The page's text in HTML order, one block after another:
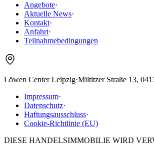
Angebote·
Aktuelle News·
Kontakt·
Anfahrt·
Teilnahmebedingungen
Löwen Center Leipzig·Miltitzer Straße 13,
Impressum·
Datenschutz·
Haftungsausschluss·
Cookie-Richtlinie (EU)
DIESE HANDELSIMMOBILIE WIRD